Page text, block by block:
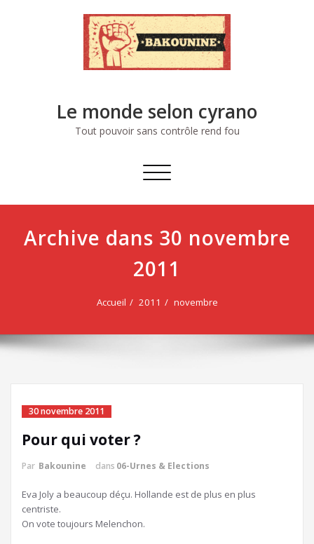
Le monde selon cyrano
Tout pouvoir sans contrôle rend fou
Afficher/masquer
navigation
Archive dans 30 novembre
2011
Accueil 2011 novembre
30 novembre 2011
Pour qui voter ?
Par Bakounine dans 06-Urnes & Elections
Eva Joly a beaucoup déçu. Hollande est de plus en plus
centriste.
On vote toujours Melenchon.